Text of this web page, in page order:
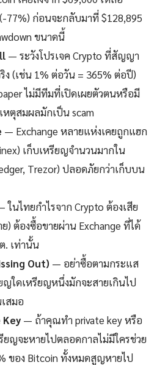
77%) ก่อนจะกลับมาที่ $128,895
ขนาดนี้
— ระวังโปรเจค Crypto ที่สัญญา
(เช่น 1% ต่อวัน = 365% ต่อปี)
ไม่มีทีมที่เปิดเผยตัวตนหรือมี
หตุสมผลมักเป็น scam
— Exchange หลายแห่งเคยถูกแฮก
เก็บเหรียญจำนวนมากใน
Trezor) ปลอดภัยกว่าเก็บบน
ในไทยกำไรจาก Crypto ต้องเสีย
ต้องซื้อขายผ่าน Exchange ที่ได้
. เท่านั้น
Out) — อย่าซื้อตามกระแส
ใดเหรียญหนึ่งมักจะสายเกินไป
สมอ
Key — ถ้าคุณทำ private key หรือ
ยญจะหายไปตลอดกาลไม่มีใครช่วย
ของ Bitcoin ทั้งหมดสูญหายไป